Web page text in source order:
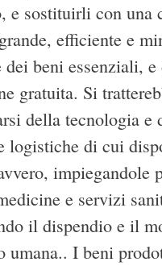
e sostituirli con una
efficiente e
dei beni essenziali,
gratuita. Si
della tecnologia e
logistiche di cui
impiegandole
e servizi
il dispendio e il
umana.. I beni